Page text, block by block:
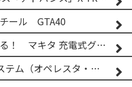
ール GTA40
押すだけフィールドを制覇する！ マキタ 充電式グランドトリマー MUG001G
ISEKI 直進＆旋回アシストシステム（オペレスタ・ターン）搭載 イセキ 乗用田植機 PRJ8D-ZJL